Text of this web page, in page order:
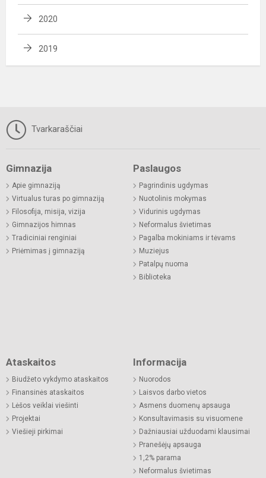
2020
2019
Tvarkaraščiai
Gimnazija
Apie gimnaziją
Virtualus turas po gimnaziją
Filosofija, misija, vizija
Gimnazijos himnas
Tradiciniai renginiai
Priėmimas į gimnaziją
Paslaugos
Pagrindinis ugdymas
Nuotolinis mokymas
Vidurinis ugdymas
Neformalus švietimas
Pagalba mokiniams ir tėvams
Muziejus
Patalpų nuoma
Biblioteka
Ataskaitos
Biudžeto vykdymo ataskaitos
Finansinės ataskaitos
Lėšos veiklai viešinti
Projektai
Viešieji pirkimai
Informacija
Nuorodos
Laisvos darbo vietos
Asmens duomenų apsauga
Konsultavimasis su visuomene
Dažniausiai užduodami klausimai
Pranešėjų apsauga
1,2% parama
Neformalus švietimas